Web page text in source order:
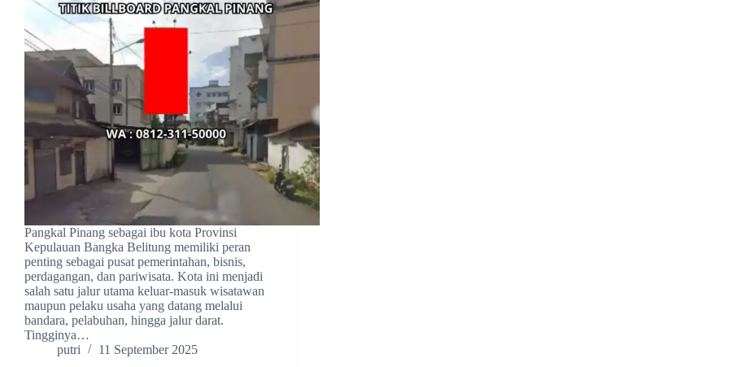
Pangkal Pinang sebagai ibu kota Provinsi
Kepulauan Bangka Belitung memiliki peran
penting sebagai pusat pemerintahan, bisnis,
perdagangan, dan pariwisata. Kota ini menjadi
salah satu jalur utama keluar-masuk wisatawan
maupun pelaku usaha yang datang melalui
bandara, pelabuhan, hingga jalur darat.
Tingginya…
putri
11 September 2025